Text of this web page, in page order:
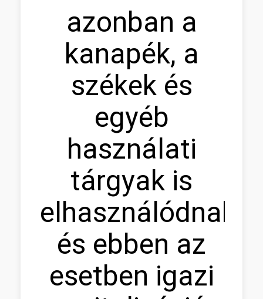
azonban a
kanapék, a
székek és
egyéb
használati
tárgyak is
elhasználódnak,
és ebben az
esetben igazi